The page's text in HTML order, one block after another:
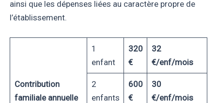
ainsi que les dépenses liées au caractère propre de
l’établissement.
Contribution
familiale annuelle
1
enfant
320
€
32
€/enf/mois
2
enfants
600
€
30
€/enf/mois